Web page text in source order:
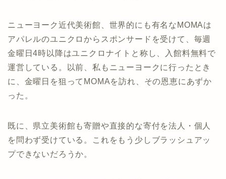
ニューヨーク近代美術館、世界的にも有名なMOMAは
アパレルのユニクロからスポンサードを受けて、毎週
金曜日4時以降はユニクロナイトと称し、入館料無料で
運営している。以前、私もニューヨークに行ったとき
に、金曜日を狙ってMOMAを訪れ、その恩恵にあずか
った。
既に、県立美術館も寄贈や直接的な寄付を法人・個人
を問わず受けている。これをもう少しブラッシュアッ
プできないだろうか。